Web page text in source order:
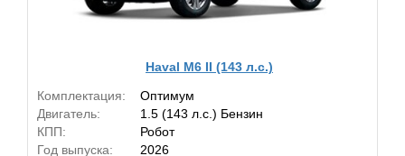
Haval M6 II (143 л.с.)
Комплектация:
Оптимум
Двигатель:
1.5 (143 л.с.) Бензин
КПП:
Робот
Год выпуска:
2026